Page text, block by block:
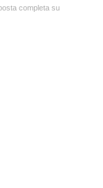
completa su